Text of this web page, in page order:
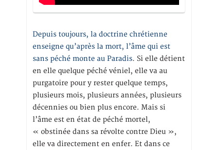
Depuis toujours, la doctrine chrétienne
enseigne qu’après la mort, l’âme qui est
sans péché monte au Paradis. Si elle détient
en elle quelque péché véniel, elle va au
purgatoire pour y rester quelque temps,
plusieurs mois, plusieurs années, plusieurs
décennies ou bien plus encore. Mais si
l’âme est en état de péché mortel,
« obstinée dans sa révolte contre Dieu »,
elle va directement en enfer. Et dans ce